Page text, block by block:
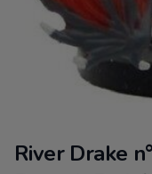
River Drake